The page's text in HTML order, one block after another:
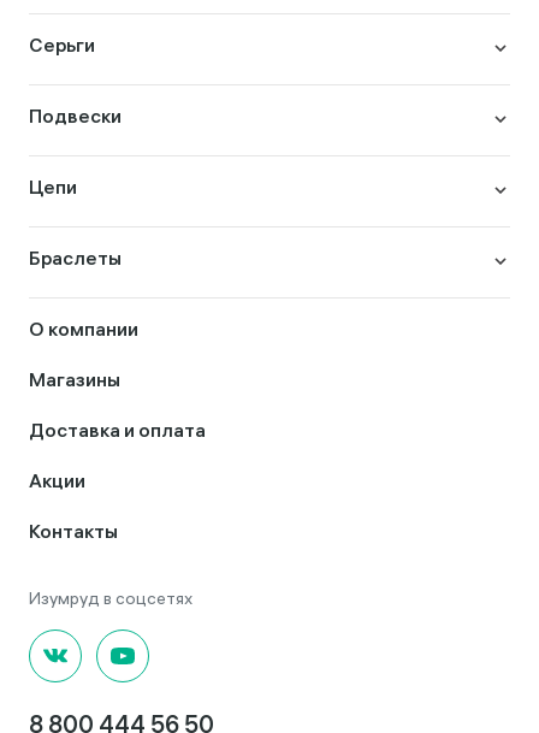
Серьги
Подвески
Цепи
Браслеты
О компании
Магазины
Доставка и оплата
Акции
Контакты
8 800 444 56 50